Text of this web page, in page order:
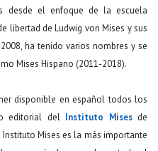
desde el enfoque de la escuela
libertad de Ludwig von Mises y sus
ha tenido varios nombres y se
Mises Hispano (2011-2018).
disponible en español todos los
editorial del Instituto Misesde
Mises es la más importante